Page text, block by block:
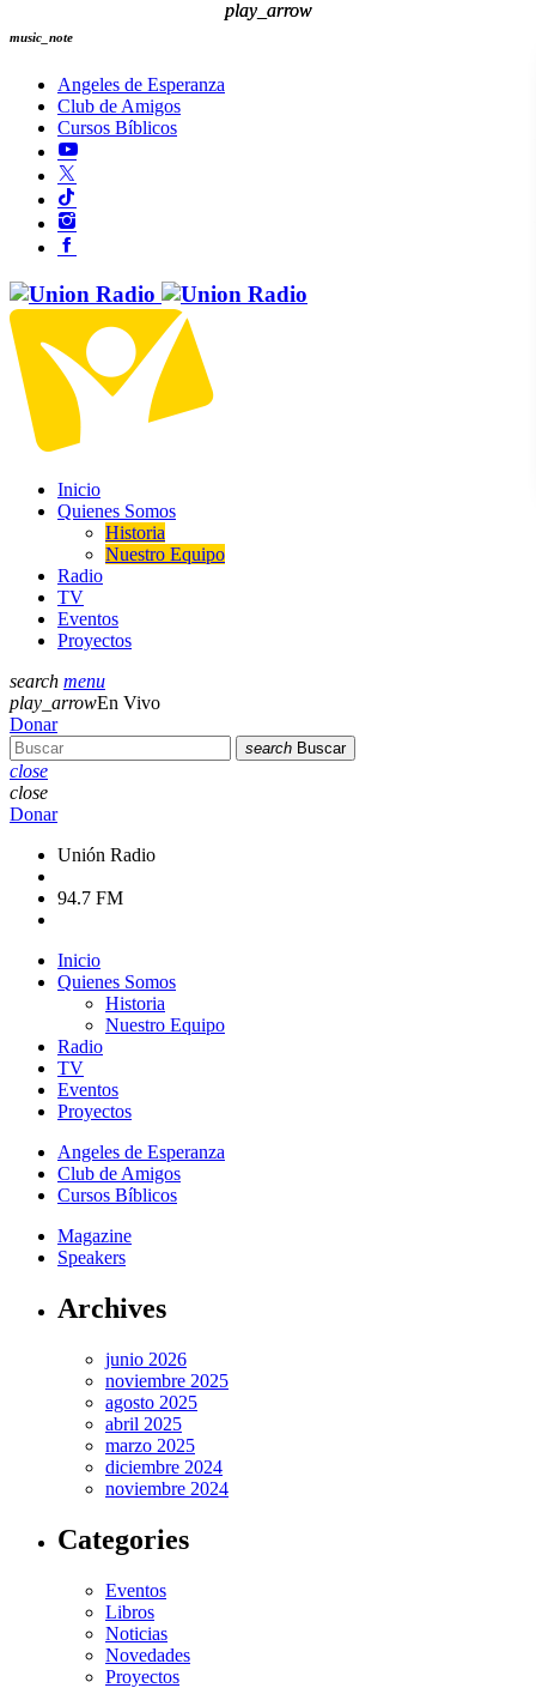
music_note
Angeles de Esperanza
Club de Amigos
Cursos Bíblicos
Inicio
Quienes Somos
Historia
Nuestro Equipo
Radio
TV
Eventos
Proyectos
search menu
play_arrowEn Vivo
Donar
search Buscar
close
close
Donar
play_arrow
Unión Radio
play_arrow
94.7 FM
Inicio
Quienes Somos
Historia
Nuestro Equipo
Radio
TV
Eventos
Proyectos
Angeles de Esperanza
Club de Amigos
Cursos Bíblicos
Magazine
Speakers
Archives
junio 2026
noviembre 2025
agosto 2025
abril 2025
marzo 2025
diciembre 2024
noviembre 2024
Categories
Eventos
Libros
Noticias
Novedades
Proyectos